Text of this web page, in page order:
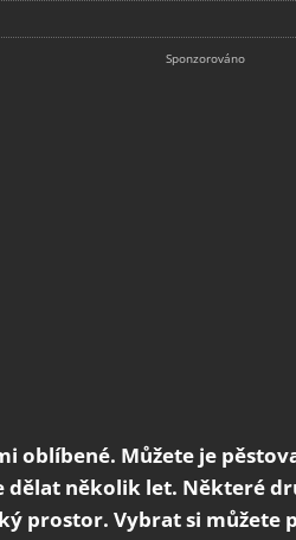
oblíbené. Můžete je
dělat několik let. Některé
prostor. Vybrat si můžete